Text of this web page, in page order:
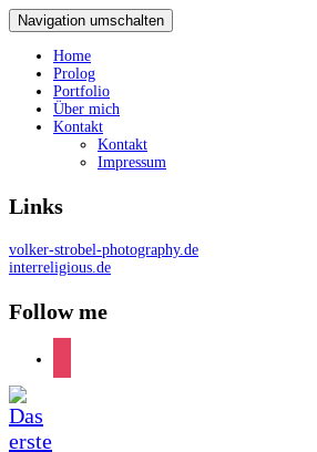
Navigation umschalten
Home
Prolog
Portfolio
Über mich
Kontakt
Kontakt
Impressum
Links
volker-strobel-photography.de
interreligious.de
Follow me